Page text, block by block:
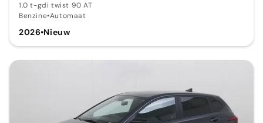
1.0 t-gdi twist 90 AT
Benzine•Automaat
2026•Nieuw